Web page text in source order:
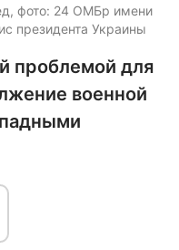
фото: 24 ОМБр имени
президента Украины
проблемой для
военной